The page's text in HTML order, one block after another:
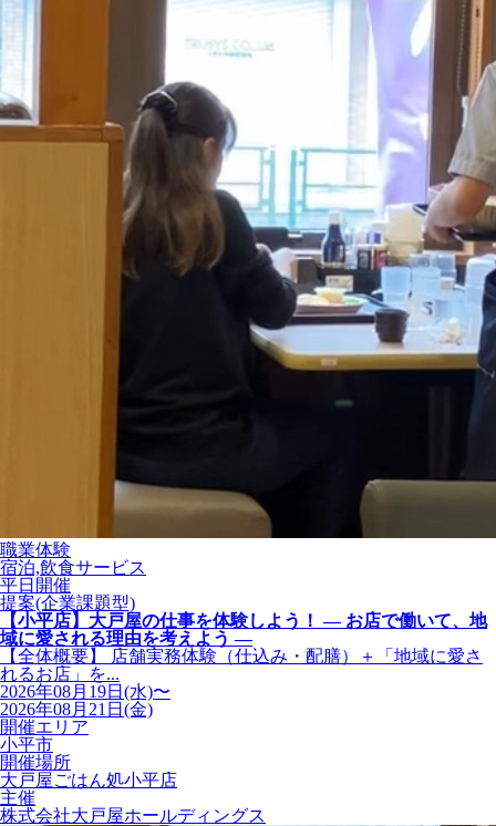
職業体験
宿泊,飲食サービス
平日開催
提案(企業課題型)
【小平店】大戸屋の仕事を体験しよう！ ― お店で働いて、地
域に愛される理由を考えよう ―
【全体概要】 店舗実務体験（仕込み・配膳）＋「地域に愛さ
れるお店」を...
2026年08月19日(水)〜
2026年08月21日(金)
開催エリア
小平市
開催場所
大戸屋ごはん処小平店
主催
株式会社大戸屋ホールディングス